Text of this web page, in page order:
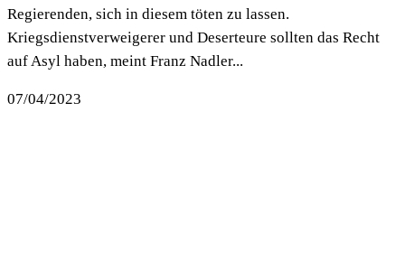
Regierenden, sich in diesem töten zu lassen.
Kriegsdienstverweigerer und Deserteure sollten das Recht
auf Asyl haben, meint Franz Nadler...
07/04/2023